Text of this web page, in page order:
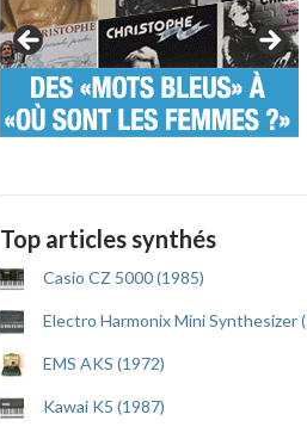
Top articles synthés
Casio CZ 5000 (1985)
Electro Harmonix Mini Synthesizer
EMS AKS (1972)
Kawai K5 (1987)